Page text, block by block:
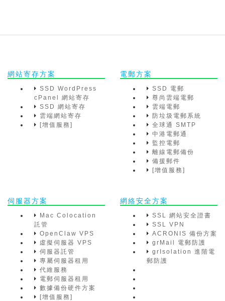
網站寄存方案
SSD WordPress
cPanel 網站寄存
SSD 網站寄存
雲端網站寄存
[增值服務]
電郵方案
SSD 電郵
尊尚雲端電郵
雲端電郵
防垃圾電郵系統
全球通 SMTP
中港電郵通
監控電郵
離線電郵備份
備援郵件
[增值服務]
伺服器方案
Mac Colocation
託管
OpenClaw VPS
虛擬伺服器 VPS
伺服器託管
專屬伺服器租用
代維服務
電郵伺服器租用
數據備份硬件方案
[增值服務]
網絡安全方案
SSL 網站安全證書
SSL VPN
ACRONIS 備份方案
grMail 電郵防護
grIsolation 進階電
郵防護